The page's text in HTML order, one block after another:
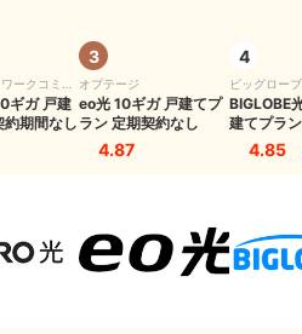
ークコミュ
ギガ 戸建
約期間なし
3
オプテージ
eo光 10ギガ 戸建てプ
ラン 定期契約なし
4.87
4
ビッグローブ
BIGLOBE
建てプラ
4.85